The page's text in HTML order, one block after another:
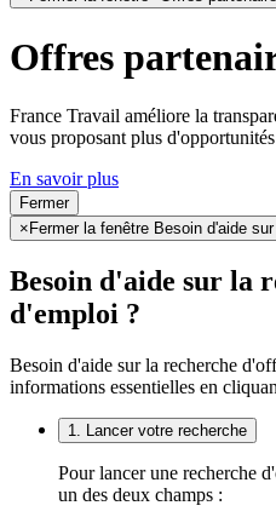
Offres
France Travail améliore la
vous proposant plus
En savoir plus
Fermer
× Fermer la fenêtre Besoin d'aide
Besoin d'aide sur la
d'emploi ?
Besoin d'aide sur la recherche
informations essentielles en
1. Lancer votre recherche
Pour lancer une recherche
un des deux champs :